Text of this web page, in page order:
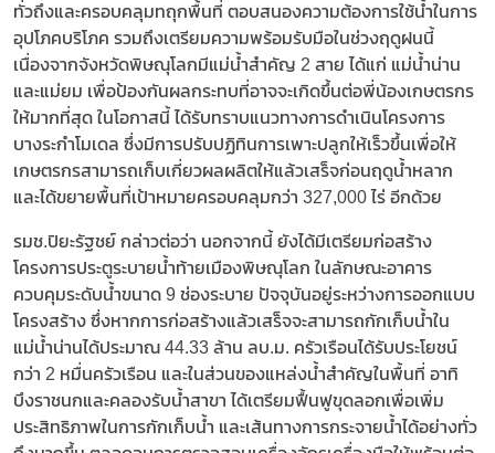
ทั่วถึงและครอบคลุมทถุกพื้นที่ ตอบสนองความต้องการใช้น้ำในการ
อุปโภคบริโภค รวมถึงเตรียมความพร้อมรับมือในช่วงฤดูฝนนี้
เนื่องจากจังหวัดพิษณุโลกมีแม่น้ำสำคัญ 2 สาย ได้แก่ แม่น้ำน่าน
และแม่ยม เพื่อป้องกันผลกระทบที่อาจจะเกิดขึ้นต่อพี่น้องเกษตรกร
ให้มากที่สุด ในโอกาสนี้ ได้รับทราบแนวทางการดำเนินโครงการ
บางระกำโมเดล ซึ่งมีการปรับปฏิทินการเพาะปลูกให้เร็วขึ้นเพื่อให้
เกษตรกรสามารถเก็บเกี่ยวผลผลิตให้แล้วเสร็จก่อนฤดูน้ำหลาก
และได้ขยายพื้นที่เป้าหมายครอบคลุมกว่า 327,000 ไร่ อีกด้วย
รมช.ปิยะรัฐชย์ กล่าวต่อว่า นอกจากนี้ ยังได้มีเตรียมก่อสร้าง
โครงการประตูระบายน้ำท้ายเมืองพิษณุโลก ในลักษณะอาคาร
ควบคุมระดับน้ำขนาด 9 ช่องระบาย ปัจจุบันอยู่ระหว่างการออกแบบ
โครงสร้าง ซึ่งหากการก่อสร้างแล้วเสร็จจะสามารถกักเก็บน้ำใน
แม่น้ำน่านได้ประมาณ 44.33 ล้าน ลบ.ม. ครัวเรือนได้รับประโยชน์
กว่า 2 หมื่นครัวเรือน และในส่วนของแหล่งน้ำสำคัญในพื้นที่ อาทิ
บึงราชนกและคลองรับน้ำสาขา ได้เตรียมฟื้นฟูขุดลอกเพื่อเพิ่ม
ประสิทธิภาพในการกักเก็บน้ำ และเส้นทางการกระจายน้ำได้อย่างทั่ว